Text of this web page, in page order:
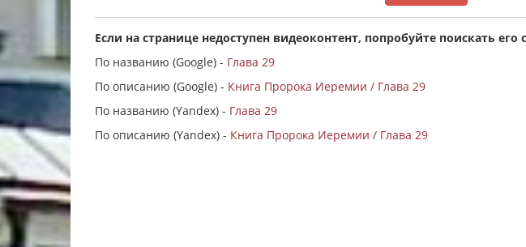
Если на странице недоступен видеоконтент, попробуйте поискать
По названию (Google) - Глава 29
По описанию (Google) - Книга Пророка Иеремии / Глава 29
По названию (Yandex) - Глава 29
По описанию (Yandex) - Книга Пророка Иеремии / Глава 29